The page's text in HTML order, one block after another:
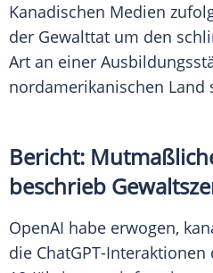
Kanadischen Medien
der Gewalttat um den
Art an einer
nordamerikanischen Land
Bericht:
beschrieb
OpenAI habe erwogen,
die ChatGPT-